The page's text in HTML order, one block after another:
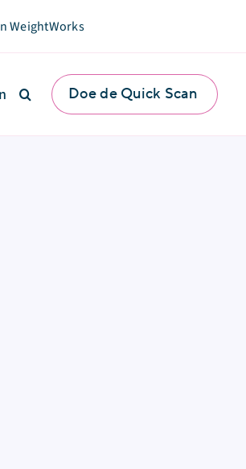
WeightWorks
Doe de Quick Scan